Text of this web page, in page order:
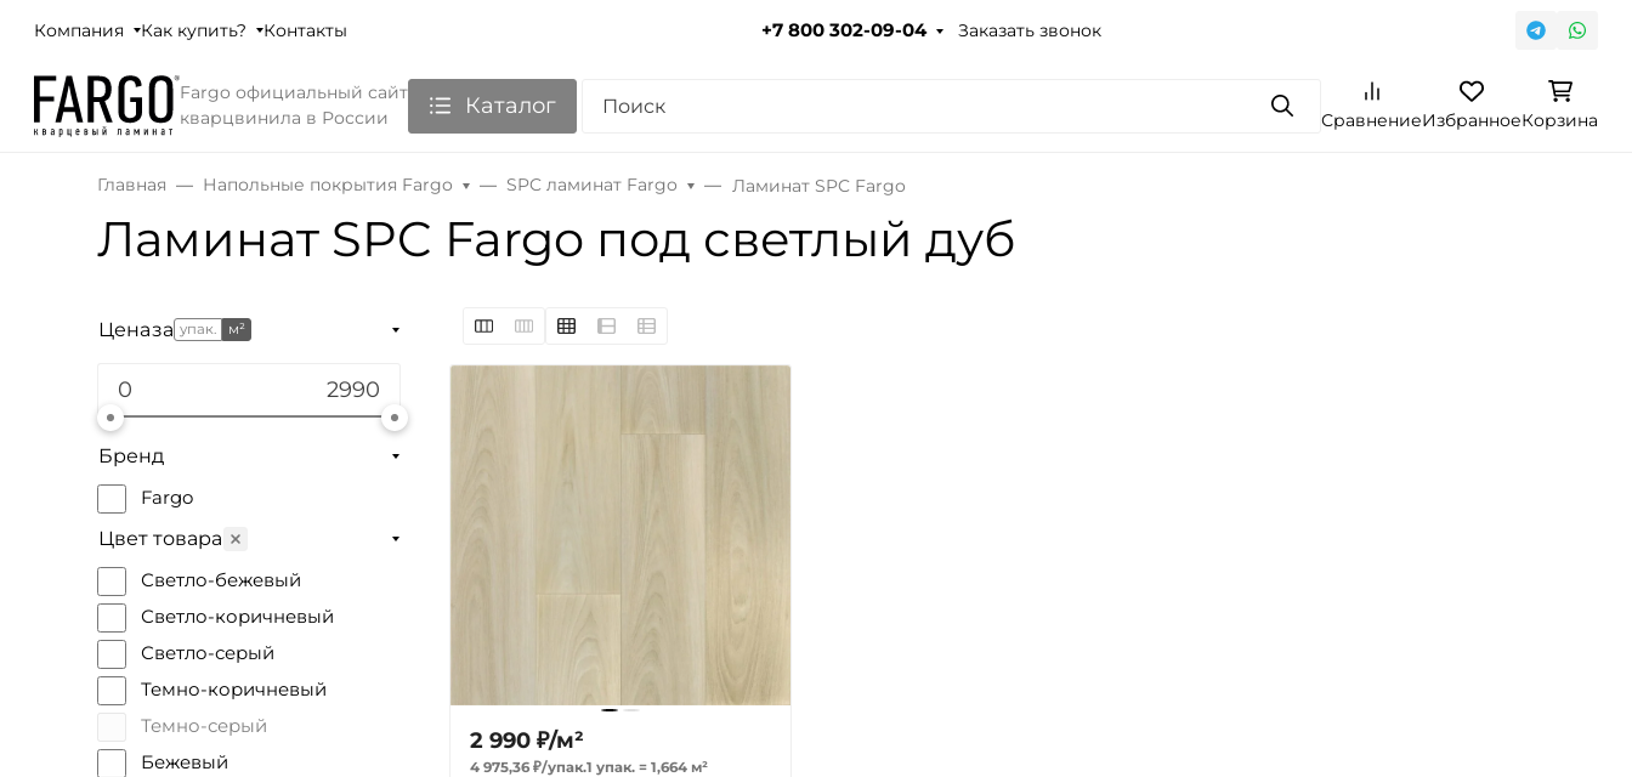
Компания Как купить? Контакты +7 800 302-09-04 Заказать звонок
Fargo официальный сайт
кварцвинила в России
Каталог ПоискСравнениеИзбранноеКорзина
Главная Напольные покрытия Fargo SPC ламинат Fargo Ламинат SPC Fargo
Ламинат SPC Fargo под светлый дуб
Ценаза упак. м²
Бренд
Fargo
Цвет товара
Светло-бежевый
Светло-коричневый
Светло-серый
Темно-коричневый
Темно-серый
Бежевый
2 990 ₽/м²
4 975,36 ₽/упак.1 упак. = 1,664 м²